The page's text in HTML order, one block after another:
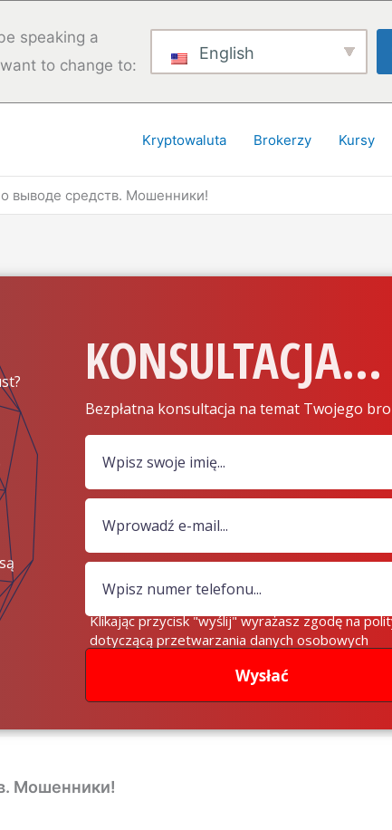
speaking a
to change to:
English
Kryptowaluta Brokerzy Kursy
выводе средств. Мошенники!
KONSULTACJA...
Bezpłatna konsultacja na temat Twojego
Wysłać
Klikając przycisk "wyślij" wyrażasz zgodę na
dotyczącą przetwarzania danych osobowych
Мошенники!